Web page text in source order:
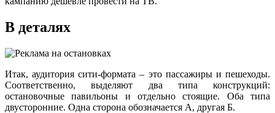
В деталях
Итак, аудитория сити-формата – это пассажиры и пешеходы.
Соответственно, выделяют два типа конструкций:
остановочные павильоны и отдельно стоящие. Оба типа
двусторонние. Одна сторона обозначается А, другая Б.